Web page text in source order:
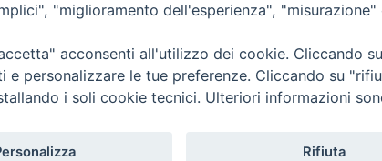
"miglioramento dell'esperienza",
acconsenti all'utilizzo dei cookie. Cliccando
e personalizzare le tue preferenze. Cliccando su
i soli cookie tecnici. Ulteriori informazioni
Rifiuta